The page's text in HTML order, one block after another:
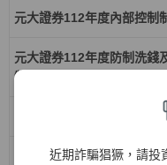
近期詐騙猖獗，請投
元大證券112年度內部控制
元大證券112年度防制洗錢
制制度聲明書
元大證券111年度內部控制
元大證券111年度防制洗錢